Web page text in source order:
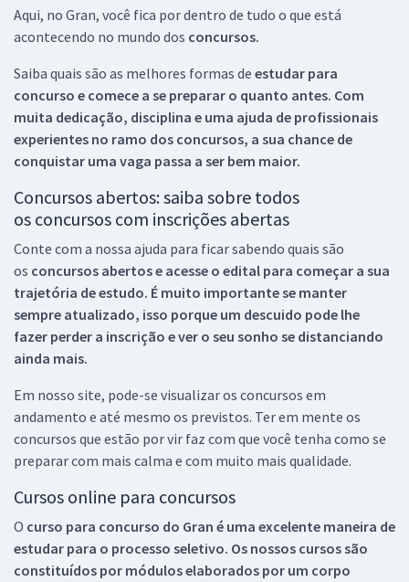
Aqui, no Gran, você fica por dentro de tudo o que está
acontecendo no mundo dos concursos.
Saiba quais são as melhores formas de estudar para
concurso e comece a se preparar o quanto antes. Com
muita dedicação, disciplina e uma ajuda de profissionais
experientes no ramo dos concursos, a sua chance de
conquistar uma vaga passa a ser bem maior.
Concursos abertos: saiba sobre todos
os concursos com inscrições abertas
Conte com a nossa ajuda para ficar sabendo quais são
os concursos abertos e acesse o edital para começar a sua
trajetória de estudo. É muito importante se manter
sempre atualizado, isso porque um descuido pode lhe
fazer perder a inscrição e ver o seu sonho se distanciando
ainda mais.
Em nosso site, pode-se visualizar os concursos em
andamento e até mesmo os previstos. Ter em mente os
concursos que estão por vir faz com que você tenha como se
preparar com mais calma e com muito mais qualidade.
Cursos online para concursos
O curso para concurso do Gran é uma excelente maneira de
estudar para o processo seletivo. Os nossos cursos são
constituídos por módulos elaborados por um corpo